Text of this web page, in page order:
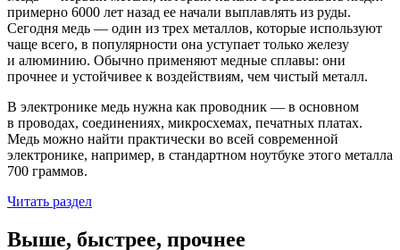
примерно 6000 лет назад ее начали выплавлять из руды.
Сегодня медь — один из трех металлов, которые используют
чаще всего, в популярности она уступает только железу
и алюминию. Обычно применяют медные сплавы: они
прочнее и устойчивее к воздействиям, чем чистый металл.
В электронике медь нужна как проводник — в основном
в проводах, соединениях, микросхемах, печатных платах.
Медь можно найти практически во всей современной
электронике, например, в стандартном ноутбуке этого металла
700 граммов.
Читать раздел
Выше, быстрее, прочнее